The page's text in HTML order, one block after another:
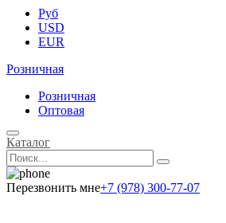
Руб
USD
EUR
Розничная
Розничная
Оптовая
Каталог
Перезвонить мне+7 (978) 300-77-07